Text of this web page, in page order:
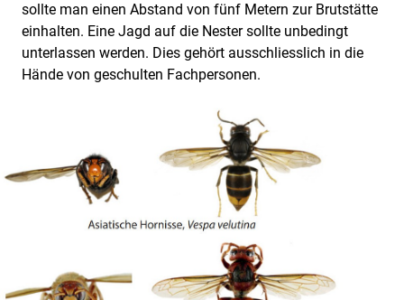
sollte man einen Abstand von fünf Metern zur Brutstätte
einhalten. Eine Jagd auf die Nester sollte unbedingt
unterlassen werden. Dies gehört ausschliesslich in die
Hände von geschulten Fachpersonen.